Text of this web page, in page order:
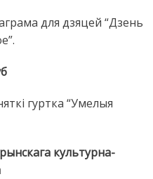
для дзяцей “Дзень
гуртка “Умелыя
культурна-